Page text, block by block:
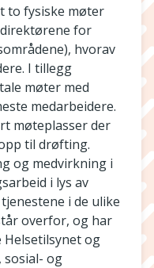
to fysiske møter
for
hvorav
I tillegg
møter med
medarbeidere.
møteplasser der
til drøfting.
og medvirkning i
i lys av
i de ulike
overfor, og har
og
og